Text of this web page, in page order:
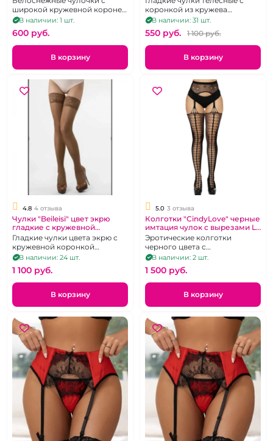
широкой кружевной короне
на силиконе, р 40-48
В наличии: 1 шт.
600 pуб.
В корзину
коронкой из кружева
усиленного двумя полосами
силикона, р. 2-3
В наличии: 31 шт.
550 pуб. 1 100 pуб.
В корзину
4.8 4 отзыва
Чулки "Beileisi" цвет экрю
гладкие с кружевной
резинкой
Гладкие чулки цвета экрю с
кружевной коронкой
усиленной двумя полосками
силикона. Размер 1-3
В наличии: 24 шт.
1 100 pуб.
В корзину
5.0 3 отзыва
Колготки "CindyLove" черные
имтация чулок с вырезами L-
2XL
Эротические колготки
черного цвета с
вырезами.Размер 48-50
В наличии: 2 шт.
1 500 pуб.
В корзину